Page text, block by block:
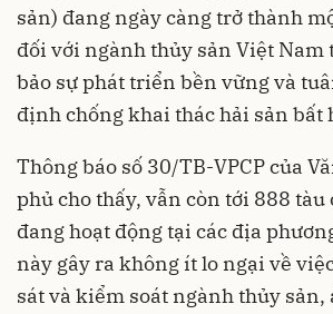
sản) đang ngày càng trở thành
đối với ngành thủy sản Việt Nam
bảo sự phát triển bền vững và
định chống khai thác hải sản bất
Thông báo số 30/TB-VPCP của
phủ cho thấy, vẫn còn tới 888 tàu
đang hoạt động tại các địa
này gây ra không ít lo ngại về
sát và kiểm soát ngành thủy